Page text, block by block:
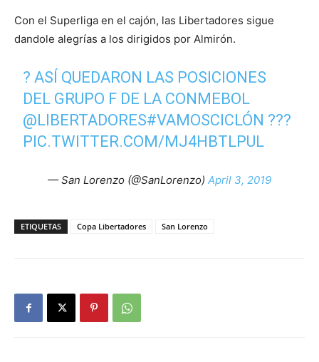
Con el Superliga en el cajón, las Libertadores sigue
dandole alegrías a los dirigidos por Almirón.
? ASÍ QUEDARON LAS POSICIONES
DEL GRUPO F DE LA CONMEBOL
@LIBERTADORES#VAMOSCICLÓN ???
PIC.TWITTER.COM/MJ4HBTLPUL
— San Lorenzo (@SanLorenzo) April 3, 2019
ETIQUETAS Copa Libertadores San Lorenzo